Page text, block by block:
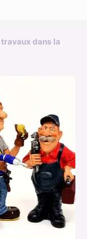
dans la